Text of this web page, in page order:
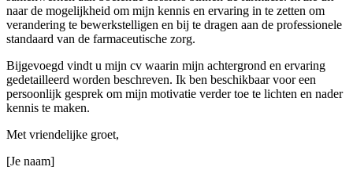
naar de mogelijkheid om mijn kennis en ervaring in te zetten om
verandering te bewerkstelligen en bij te dragen aan de professionele
standaard van de farmaceutische zorg.
Bijgevoegd vindt u mijn cv waarin mijn achtergrond en ervaring
gedetailleerd worden beschreven. Ik ben beschikbaar voor een
persoonlijk gesprek om mijn motivatie verder toe te lichten en nader
kennis te maken.
Met vriendelijke groet,
[Je naam]